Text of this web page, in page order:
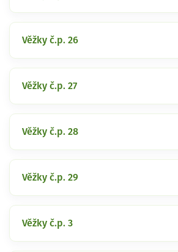
Věžky č.p. 26
Věžky č.p. 27
Věžky č.p. 28
Věžky č.p. 29
Věžky č.p. 3